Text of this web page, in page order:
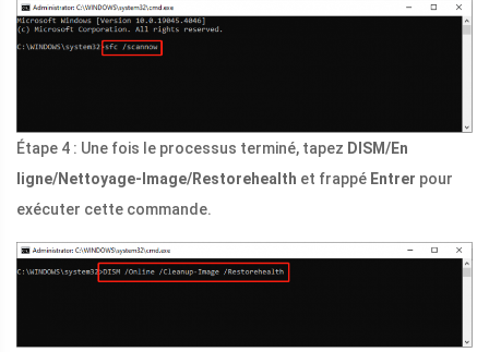
Étape 4 : Une fois le processus terminé, tapez DISM/En
ligne/Nettoyage-Image/Restorehealth et frappé Entrer pour
exécuter cette commande.